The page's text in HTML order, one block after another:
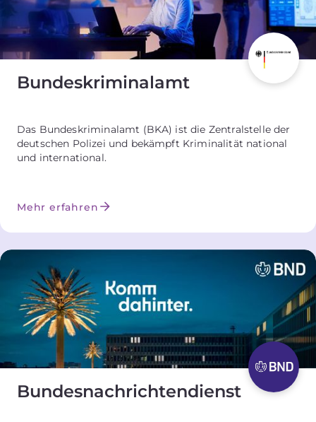
Bundes­kriminalamt
Das Bundeskriminalamt (BKA) ist die Zentralstelle der
deutschen Polizei und bekämpft Kriminalität national
und international.
Mehr erfahren
Bundesnach­richten­­dienst